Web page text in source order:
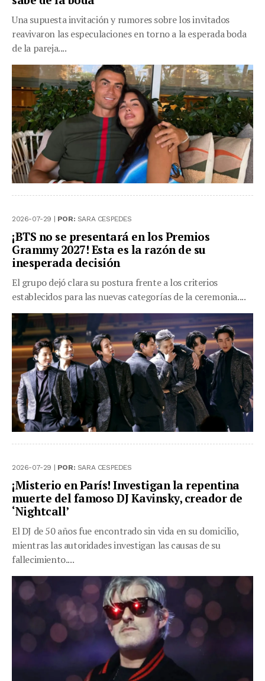
Una supuesta invitación y rumores sobre los invitados
reavivaron las especulaciones en torno a la esperada boda
de la pareja....
2026-07-29 | POR: SARA CESPEDES
¡BTS no se presentará en los Premios
Grammy 2027! Esta es la razón de su
inesperada decisión
El grupo dejó clara su postura frente a los criterios
establecidos para las nuevas categorías de la ceremonia....
2026-07-29 | POR: SARA CESPEDES
¡Misterio en París! Investigan la repentina
muerte del famoso DJ Kavinsky, creador de
‘Nightcall’
El DJ de 50 años fue encontrado sin vida en su domicilio,
mientras las autoridades investigan las causas de su
fallecimiento....